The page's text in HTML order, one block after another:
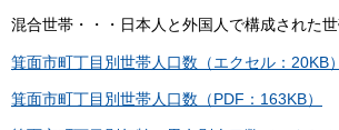
混合世帯・・・日本人と外国人で構成された
箕面市町丁目別世帯人口数（エクセル：20KB）
箕面市町丁目別世帯人口数（PDF：163KB）